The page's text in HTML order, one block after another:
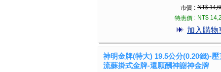
市價 : NT$
特惠價 : NT$
加入購物
神明金牌(特大) 19.5公分(0.20錢)-壓
流蘇掛式金牌-還願酬神謝神金牌